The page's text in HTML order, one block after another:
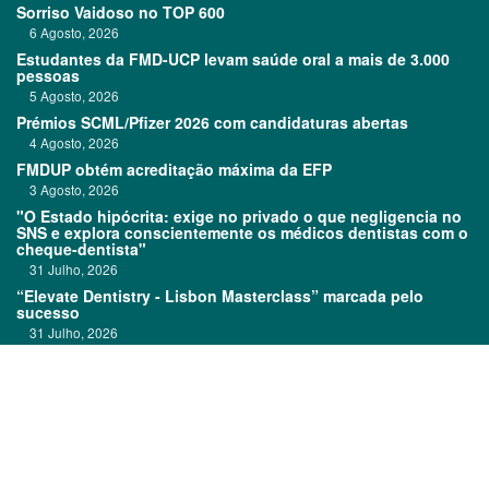
Sorriso Vaidoso no TOP 600
6 Agosto, 2026
Estudantes da FMD-UCP levam saúde oral a mais de 3.000
pessoas
5 Agosto, 2026
Prémios SCML/Pfizer 2026 com candidaturas abertas
4 Agosto, 2026
FMDUP obtém acreditação máxima da EFP
3 Agosto, 2026
"O Estado hipócrita: exige no privado o que negligencia no
SNS e explora conscientemente os médicos dentistas com o
cheque-dentista"
31 Julho, 2026
“Elevate Dentistry - Lisbon Masterclass” marcada pelo
sucesso
31 Julho, 2026